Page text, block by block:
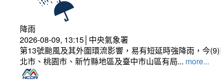
降雨
2026-08-09, 13:15│中央氣象署
第13號颱風及其外圍環流影響，易有短延時強降雨，今
北市、桃園市、新竹縣地區及臺中市山區有局... more...